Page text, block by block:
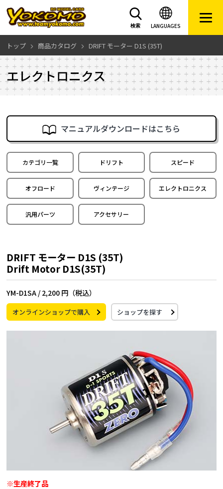
LANGUAGES
検索
トップ 商品カタログ DRIFT モーター D1S (35T)
エレクトロニクス
マニュアルダウンロードはこちら
カテゴリ一覧 ドリフト スピード
オフロード ヴィンテージ エレクトロニクス
汎用パーツ アクセサリー
DRIFT モーター D1S (35T)
Drift Motor D1S(35T)
YM-D1SA / 2,200 円（税込）
オンラインショップで購入 ショップを探す
※生産終了品